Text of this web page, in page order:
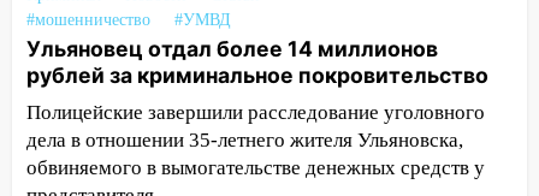
14:32 На Ульяновскую область
надвигается жара
14:08
Пешеход переходил по «зебре»:
подробности серьезной аварии на
Фруктовой
13:30 В Димитровграде на улице
#мошенничество
#УМВД
Ульяновец отдал более 14 миллионов
рублей за криминальное покровительство
Полицейские завершили расследование уголовного
дела в отношении 35-летнего жителя Ульяновска,
обвиняемого в вымогательстве денежных средств у